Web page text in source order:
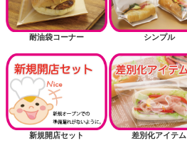
耐油袋コーナー シンプル
新規開店セット 差別化アイテム